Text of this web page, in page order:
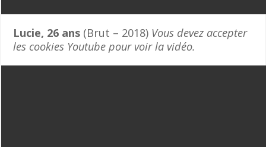
Lucie, 26 ans (Brut – 2018) Vous devez accepter
les cookies Youtube pour voir la vidéo.